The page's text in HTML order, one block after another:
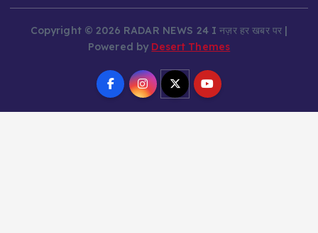
Copyright © 2026 RADAR NEWS 24 I नज़र हर खबर पर |
Powered byDesert Themes